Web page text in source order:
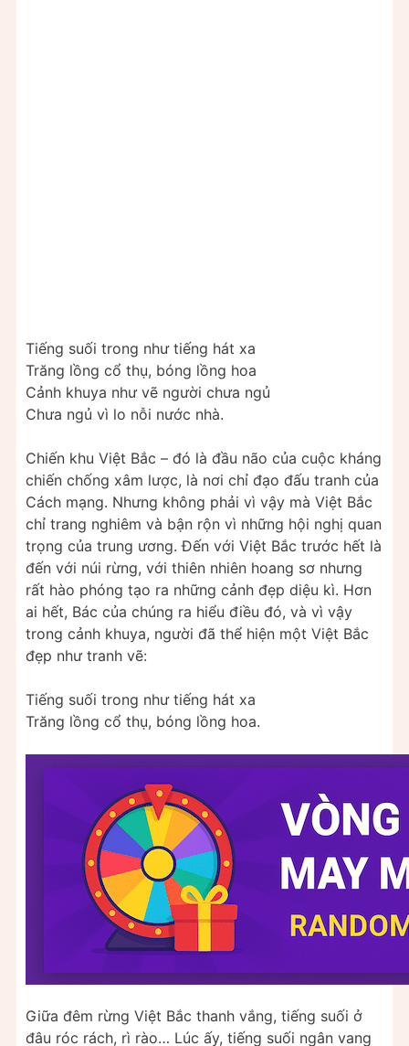
Tiếng suối trong như tiếng hát xa
Trăng lồng cổ thụ, bóng lồng hoa
Cảnh khuya như vẽ người chưa ngủ
Chưa ngủ vì lo nỗi nước nhà.
Chiến khu Việt Bắc – đó là đầu não của cuộc kháng
chiến chống xâm lược, là nơi chỉ đạo đấu tranh của
Cách mạng. Nhưng không phải vì vậy mà Việt Bắc
chỉ trang nghiêm và bận rộn vì những hội nghị quan
trọng của trung ương. Đến với Việt Bắc trước hết là
đến với núi rừng, với thiên nhiên hoang sơ nhưng
rất hào phóng tạo ra những cảnh đẹp diệu kì. Hơn
ai hết, Bác của chúng ra hiểu điều đó, và vì vậy
trong cảnh khuya, người đã thể hiện một Việt Bắc
đẹp như tranh vẽ:
Tiếng suối trong như tiếng hát xa
Trăng lồng cổ thụ, bóng lồng hoa.
Giữa đêm rừng Việt Bắc thanh vắng, tiếng suối ở
đâu róc rách, rì rào… Lúc ấy, tiếng suối ngân vang